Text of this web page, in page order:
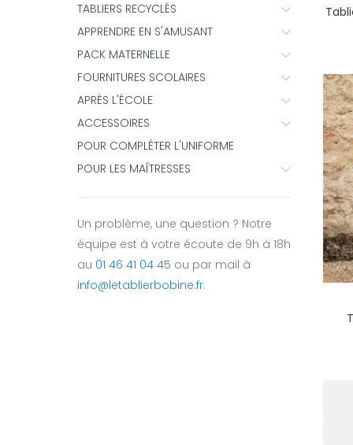
TABLIERS RECYCLÉS
APPRENDRE EN S'AMUSANT
PACK MATERNELLE
FOURNITURES SCOLAIRES
APRÈS L'ÉCOLE
ACCESSOIRES
POUR COMPLÉTER L'UNIFORME
POUR LES MAÎTRESSES
Un problème, une question ? Notre
équipe est à votre écoute de 9h à 18h
au 01 46 41 04 45 ou par mail à
info@letablierbobine.fr.